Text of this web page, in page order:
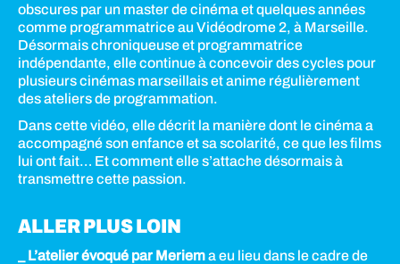
obscures par un master de cinéma et quelques années
comme programmatrice au Vidéodrome 2, à Marseille.
Désormais chroniqueuse et programmatrice
indépendante, elle continue à concevoir des cycles pour
plusieurs cinémas marseillais et anime régulièrement
des ateliers de programmation.
Dans cette vidéo, elle décrit la manière dont le cinéma a
accompagné son enfance et sa scolarité, ce que les films
lui ont fait… Et comment elle s’attache désormais à
transmettre cette passion.
ALLER PLUS LOIN
_ L’atelier évoqué par Meriema eu lieu dans le cadre de